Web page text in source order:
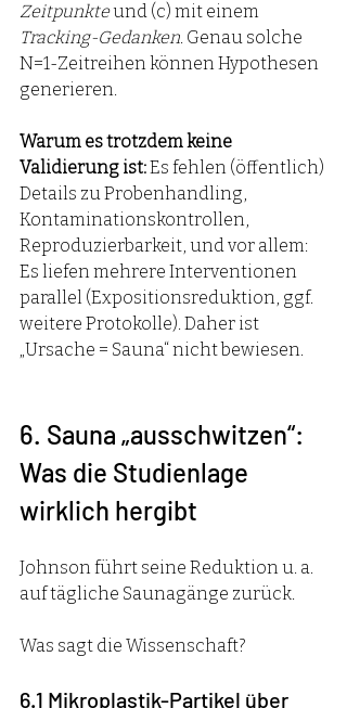
Zeitpunkte und (c) mit einem
Tracking-Gedanken. Genau solche
N=1-Zeitreihen können Hypothesen
generieren.
Warum es trotzdem keine
Validierung ist: Es fehlen (öffentlich)
Details zu Probenhandling,
Kontaminationskontrollen,
Reproduzierbarkeit, und vor allem:
Es liefen mehrere Interventionen
parallel (Expositionsreduktion, ggf.
weitere Protokolle). Daher ist
„Ursache = Sauna“ nicht bewiesen.
6. Sauna „ausschwitzen“:
Was die Studienlage
wirklich hergibt
Johnson führt seine Reduktion u. a.
auf tägliche Saunagänge zurück.
Was sagt die Wissenschaft?
6.1 Mikroplastik-Partikel über